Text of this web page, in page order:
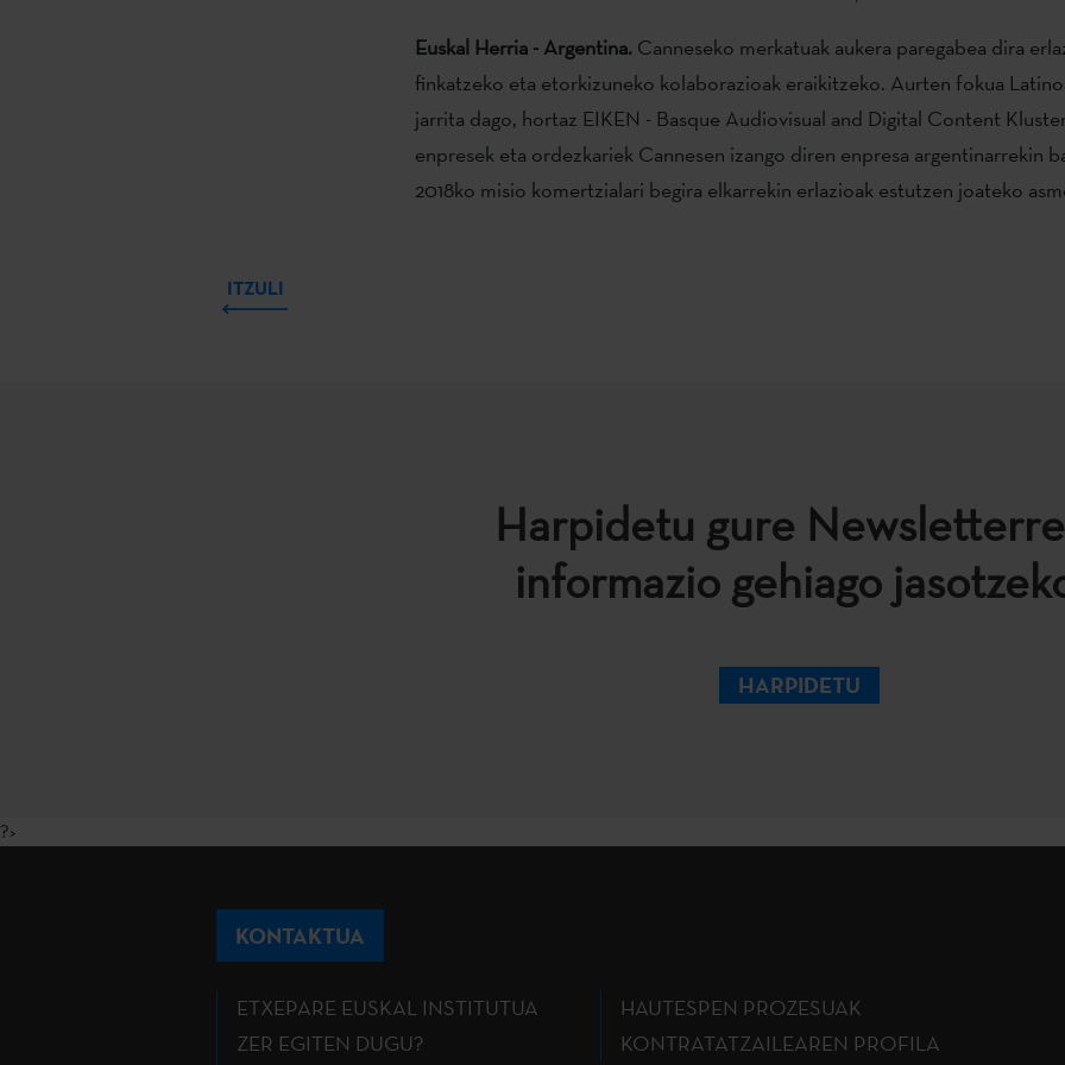
Euskal Herria - Argentina.Canneseko merkatuak aukera paregabea dira
finkatzeko eta etorkizuneko kolaborazioak eraikitzeko. Aurten fokua
jarrita dago, hortaz EIKEN - Basque Audiovisual and Digital Content
enpresek eta ordezkariek Cannesen izango diren enpresa argentinarrekin
2018ko misio komertzialari begira elkarrekin erlazioak estutzen joateko
ITZULI
Harpidetu gure
informazio gehiago
HARPIDETU
?>
KONTAKTUA
ETXEPARE EUSKAL INSTITUTUA
ZER EGITEN DUGU?
HAUTESPEN PROZESUAK
KONTRATATZAILEAREN PROFILA